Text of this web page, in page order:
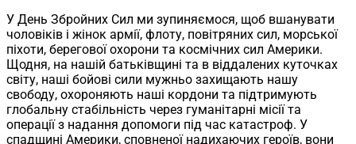
У День Збройних Сил ми зупиняємося, щоб вшанувати
чоловіків і жінок армії, флоту, повітряних сил, морської
піхоти, берегової охорони та космічних сил Америки.
Щодня, на нашій батьківщині та в віддалених куточках
світу, наші бойові сили мужньо захищають нашу
свободу, охороняють наші кордони та підтримують
глобальну стабільність через гуманітарні місії та
операції з надання допомоги під час катастроф. У
спадщині Америки, сповненої надихаючих героїв, вони